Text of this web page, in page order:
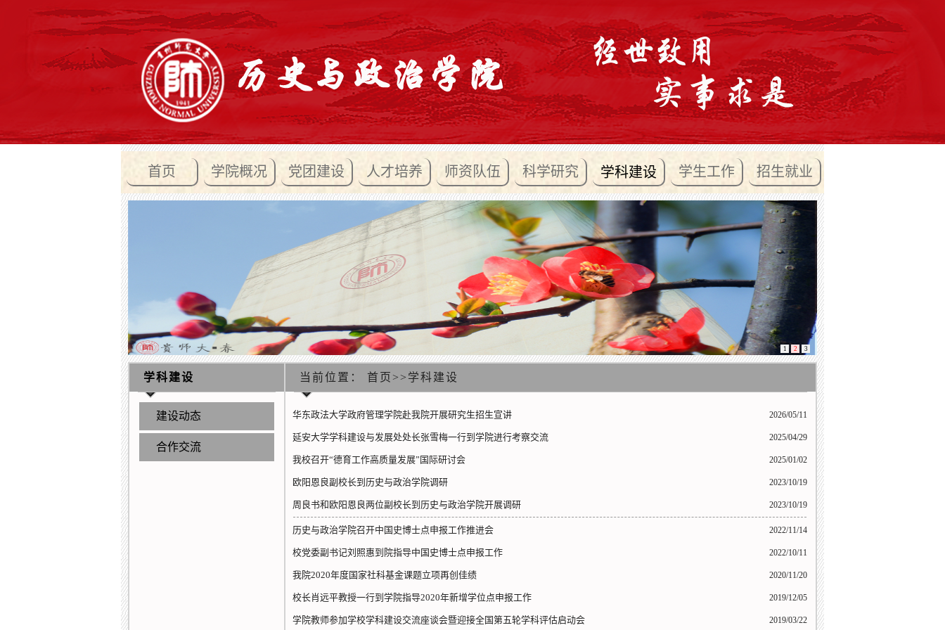
首页 学院概况 党团建设 人才培养 师资队伍 科学研究 学科建设 学生工作 招生就业
1 2 3
学科建设
建设动态
合作交流
当前位置： 首页 >> 学科建设
华东政法大学政府管理学院赴我院开展研究生招生宣讲 2026/05/11
延安大学学科建设与发展处处长张雪梅一行到学院进行考察交流 2025/04/29
我校召开“德育工作高质量发展”国际研讨会 2025/01/02
欧阳恩良副校长到历史与政治学院调研 2023/10/19
周良书和欧阳恩良两位副校长到历史与政治学院开展调研 2023/10/19
历史与政治学院召开中国史博士点申报工作推进会 2022/11/14
校党委副书记刘照惠到院指导中国史博士点申报工作 2022/10/11
我院2020年度国家社科基金课题立项再创佳绩 2020/11/20
校长肖远平教授一行到学院指导2020年新增学位点申报工作 2019/12/05
学院教师参加学校学科建设交流座谈会暨迎接全国第五轮学科评估启动会 2019/03/22